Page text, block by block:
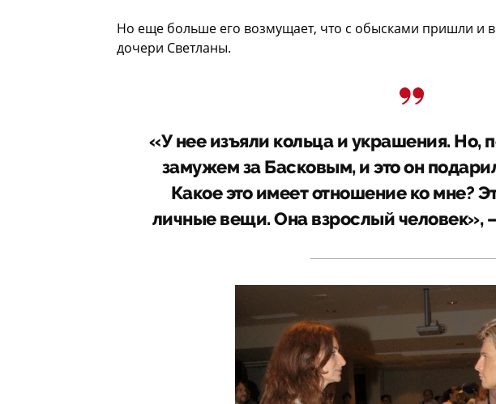
Но еще больше его возмущает, что с обысками пришли и в
дочери Светланы.
«У нее изъяли кольца и украшения. Но,
замужем за Басковым, и это он
Какое это имеет отношение ко мне?
личные вещи. Она взрослый человек»,